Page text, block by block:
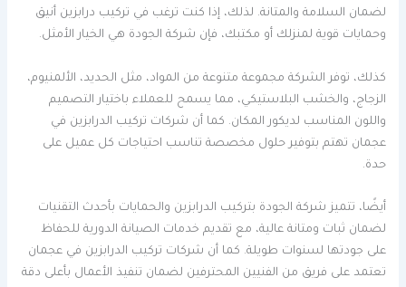
لضمان السلامة والمتانة. لذلك، إذا كنت ترغب في تركيب درابزين أنيق
وحمايات قوية لمنزلك أو مكتبك، فإن شركة الجودة هي الخيار الأمثل.
كذلك، توفر الشركة مجموعة متنوعة من المواد، مثل الحديد، الألمنيوم،
الزجاج، والخشب البلاستيكي، مما يسمح للعملاء باختيار التصميم
واللون المناسب لديكور المكان. كما أن شركات تركيب الدرابزين في
عجمان تهتم بتوفير حلول مخصصة تناسب احتياجات كل عميل على
حدة.
أيضًا، تتميز شركة الجودة بتركيب الدرابزين والحمايات بأحدث التقنيات
لضمان ثبات ومتانة عالية، مع تقديم خدمات الصيانة الدورية للحفاظ
على جودتها لسنوات طويلة. كما أن شركات تركيب الدرابزين في عجمان
تعتمد على فريق من الفنيين المحترفين لضمان تنفيذ الأعمال بأعلى دقة